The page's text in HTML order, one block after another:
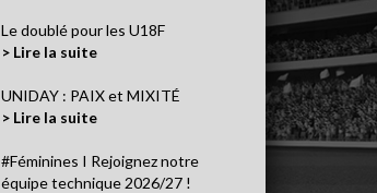
Le doublé pour les U18F
> Lire la suite
UNIDAY : PAIX et MIXITÉ
> Lire la suite
#Féminines I Rejoignez notre
équipe technique 2026/27 !